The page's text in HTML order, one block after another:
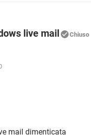
live mail Chiuso
mail dimenticata